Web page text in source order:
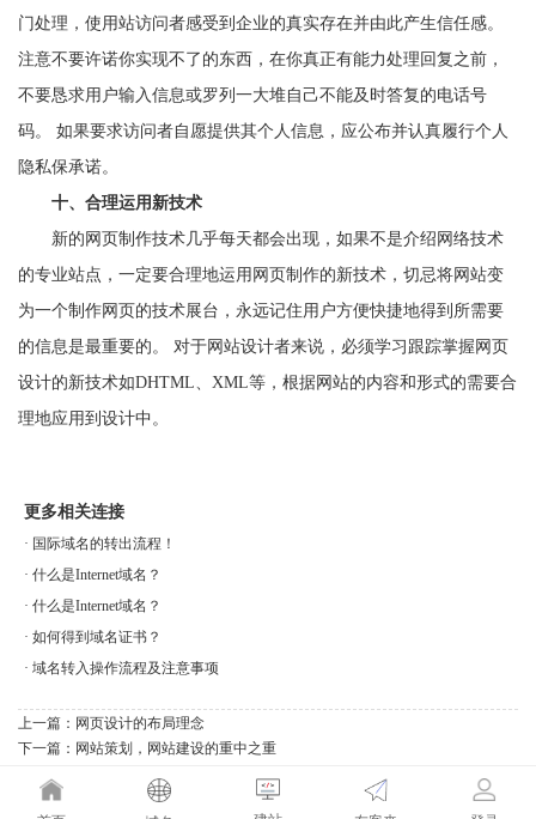
门处理，使用站访问者感受到企业的真实存在并由此产生信任感。
注意不要许诺你实现不了的东西，在你真正有能力处理回复之前，
不要恳求用户输入信息或罗列一大堆自己不能及时答复的电话号
码。 如果要求访问者自愿提供其个人信息，应公布并认真履行个人
隐私保承诺。
十、合理运用新技术
新的网页制作技术几乎每天都会出现，如果不是介绍网络技术
的专业站点，一定要合理地运用网页制作的新技术，切忌将网站变
为一个制作网页的技术展台，永远记住用户方便快捷地得到所需要
的信息是最重要的。 对于网站设计者来说，必须学习跟踪掌握网页
设计的新技术如DHTML、XML等，根据网站的内容和形式的需要合
理地应用到设计中。
更多相关连接
· 国际域名的转出流程！
· 什么是Internet域名？
· 什么是Internet域名？
· 如何得到域名证书？
· 域名转入操作流程及注意事项
上一篇： 网页设计的布局理念
下一篇： 网站策划，网站建设的重中之重